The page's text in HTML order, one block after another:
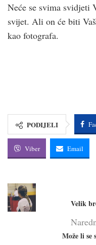
Neće se svima svidjeti
svijet. Ali on će biti
kao fotografa.
PODIJELI
Viber Email
Velik
Može li se